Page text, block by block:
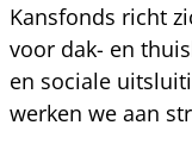
Kansfonds richt
voor dak- en
en sociale
werken we aan